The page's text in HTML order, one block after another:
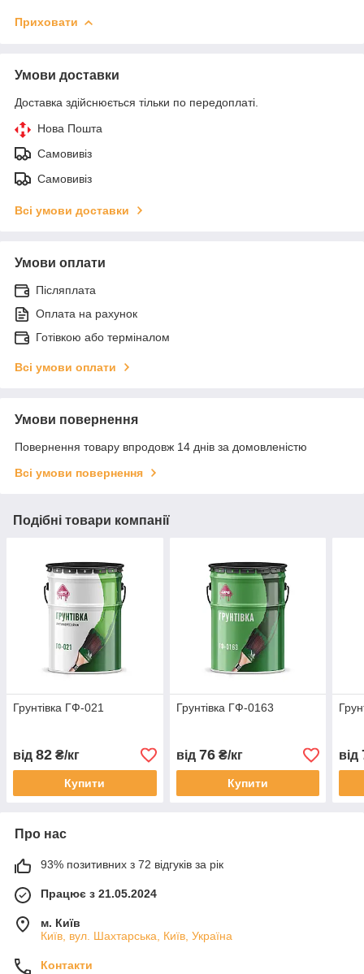
Приховати
Умови доставки
Доставка здійснюється тільки по передоплаті.
Нова Пошта
Самовивіз
Самовивіз
Всі умови доставки
Умови оплати
Післяплата
Оплата на рахунок
Готівкою або терміналом
Всі умови оплати
Умови повернення
Повернення товару впродовж 14 днів за домовленістю
Всі умови повернення
Подібні товари компанії
Грунтівка ГФ-021
від 82 ₴/кг
Купити
Грунтівка ГФ-0163
від 76₴/кг
Купити
від
Про нас
93% позитивних з 72 відгуків за рік
Працює з 21.05.2024
м. Київ
Київ, вул. Шахтарська, Київ, Україна
Контакти